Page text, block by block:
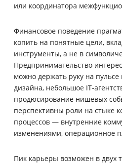
или координатора
Финансовое поведение
копить на понятные цели,
инструменты, а не в
Предпринимательство
можно держать руку на пульсе
дизайна, небольшое
продюсирование нишевых
перспективны роли на стыке
процессов — внутренние
изменениями, операционное
Пик карьеры возможен в двух